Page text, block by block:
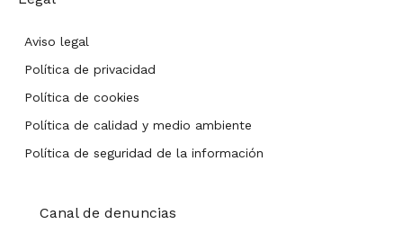
Aviso legal
Política de privacidad
Política de cookies
Política de calidad y medio ambiente
Política de seguridad de la información
Canal de denuncias